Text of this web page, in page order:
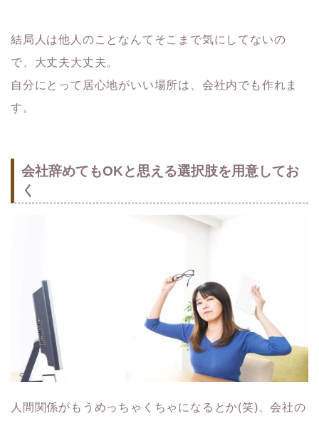
結局人は他人のことなんてそこまで気にしてないの
で、大丈夫大丈夫。
自分にとって居心地がいい場所は、会社内でも作れま
す。
会社辞めてもOKと思える選択肢を用意してお
く
人間関係がもうめっちゃくちゃになるとか(笑)、会社の